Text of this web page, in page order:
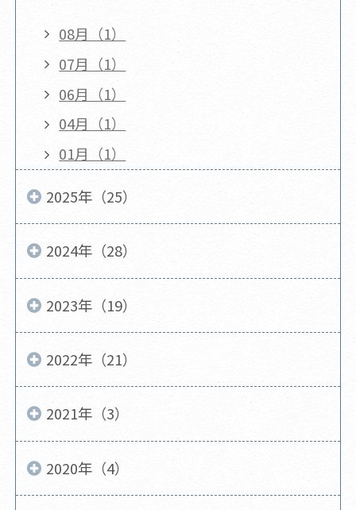
08月（1）
07月（1）
06月（1）
04月（1）
01月（1）
2025年（25）
2024年（28）
2023年（19）
2022年（21）
2021年（3）
2020年（4）